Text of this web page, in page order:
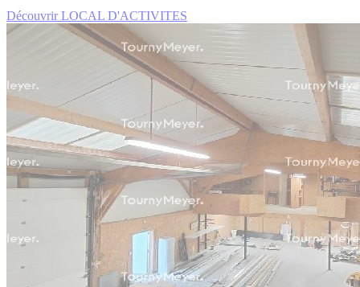
Découvrir LOCAL D'ACTIVITES